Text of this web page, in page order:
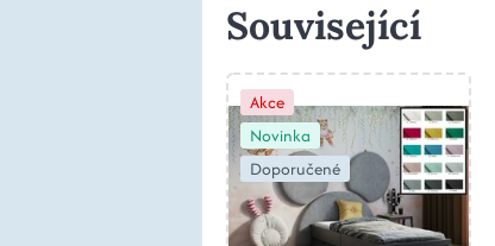
Související
Akce
Novinka
Doporučené